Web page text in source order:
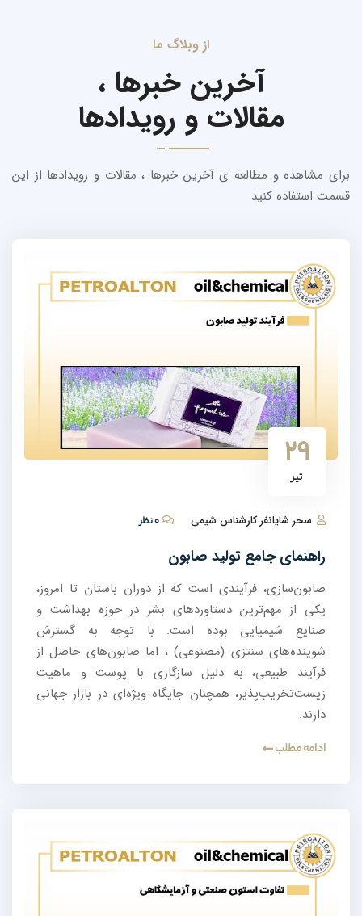
از وبلاگ ما
آخرین خبرها ،
مقالات و رویدادها
برای مشاهده و مطالعه ی آخرین خبرها ، مقالات و رویدادها از این
قسمت استفاده کنید
۲۹
تیر
سحر شایانفر کارشناس شیمی
راهنمای جامع تولید صابون
صابون‌سازی، فرآیندی است که از دوران باستان تا امروز،
یکی از مهم‌ترین دستاوردهای بشر در حوزه بهداشت و
صنایع شیمیایی بوده است. با توجه به گسترش
شوینده‌های سنتزی (مصنوعی) ، اما صابون‌های حاصل از
فرآیند طبیعی، به دلیل سازگاری با پوست و ماهیت
زیست‌تخریب‌پذیر، همچنان جایگاه ویژه‌ای در بازار جهانی
دارند.
ادامه مطلب